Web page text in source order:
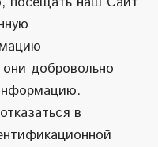
добровольно
в